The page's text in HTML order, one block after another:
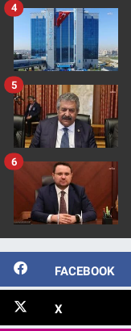
4
5
6
FACEBOOK
X